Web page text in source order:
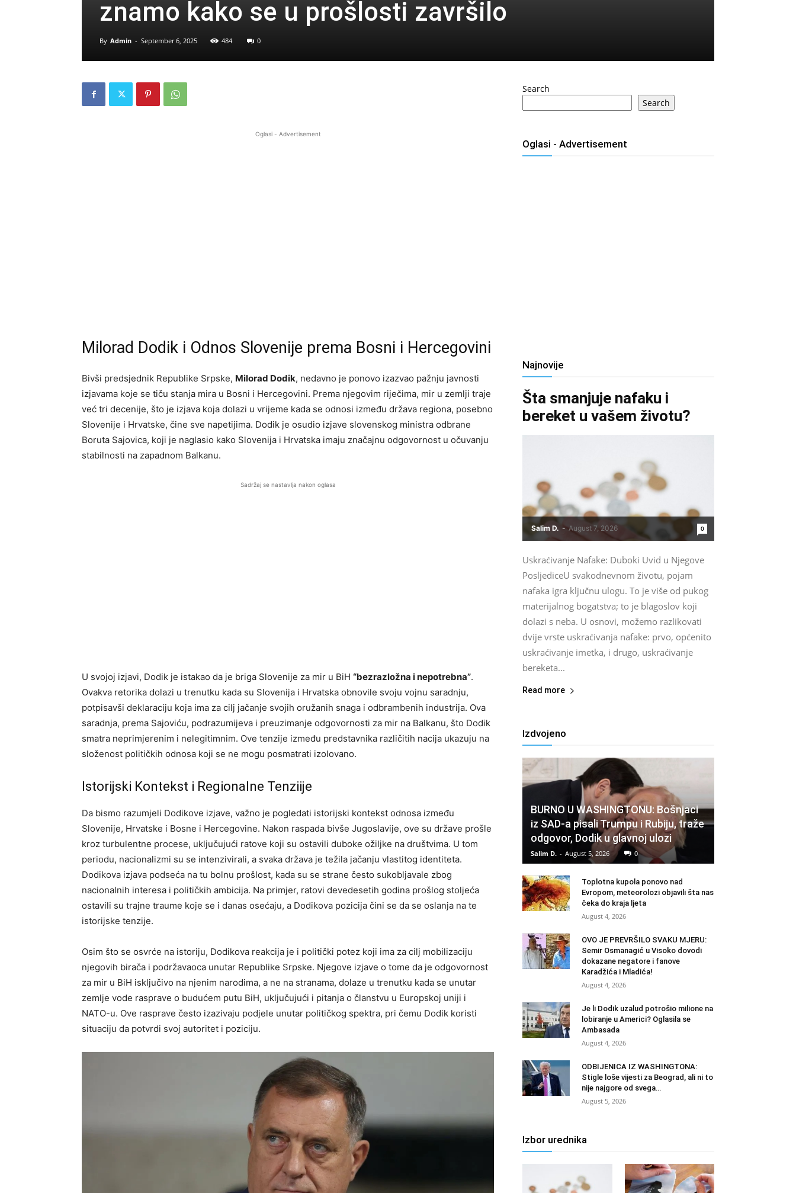
znamo kako se u prošlosti završilo
By Admin - September 6, 2025 484 0
Oglasi - Advertisement
Milorad Dodik i Odnos Slovenije prema Bosni i Hercegovini
Bivši predsjednik Republike Srpske, Milorad Dodik, nedavno je ponovo izazvao pažnju javnosti
izjavama koje se tiču stanja mira u Bosni i Hercegovini. Prema njegovim riječima, mir u zemlji traje
već tri decenije, što je izjava koja dolazi u vrijeme kada se odnosi između država regiona, posebno
Slovenije i Hrvatske, čine sve napetijima. Dodik je osudio izjave slovenskog ministra odbrane
Boruta Sajovica, koji je naglasio kako Slovenija i Hrvatska imaju značajnu odgovornost u očuvanju
stabilnosti na zapadnom Balkanu.
Sadržaj se nastavlja nakon oglasa
U svojoj izjavi, Dodik je istakao da je briga Slovenije za mir u BiH “bezrazložna i nepotrebna”.
Ovakva retorika dolazi u trenutku kada su Slovenija i Hrvatska obnovile svoju vojnu saradnju,
potpisavši deklaraciju koja ima za cilj jačanje svojih oružanih snaga i odbrambenih industrija. Ova
saradnja, prema Sajoviću, podrazumijeva i preuzimanje odgovornosti za mir na Balkanu, što Dodik
smatra neprimjerenim i nelegitimnim. Ove tenzije između predstavnika različitih nacija ukazuju na
složenost političkih odnosa koji se ne mogu posmatrati izolovano.
Istorijski Kontekst i Regionalne Tenziije
Da bismo razumjeli Dodikove izjave, važno je pogledati istorijski kontekst odnosa između
Slovenije, Hrvatske i Bosne i Hercegovine. Nakon raspada bivše Jugoslavije, ove su države prošle
kroz turbulentne procese, uključujući ratove koji su ostavili duboke ožiljke na društvima. U tom
periodu, nacionalizmi su se intenzivirali, a svaka država je težila jačanju vlastitog identiteta.
Dodikova izjava podseća na tu bolnu prošlost, kada su se strane često sukobljavale zbog
nacionalnih interesa i političkih ambicija. Na primjer, ratovi devedesetih godina prošlog stoljeća
ostavili su trajne traume koje se i danas osećaju, a Dodikova pozicija čini se da se oslanja na te
istorijske tenzije.
Osim što se osvrće na istoriju, Dodikova reakcija je i politički potez koji ima za cilj mobilizaciju
njegovih birača i podržavaoca unutar Republike Srpske. Njegove izjave o tome da je odgovornost
za mir u BiH isključivo na njenim narodima, a ne na stranama, dolaze u trenutku kada se unutar
zemlje vode rasprave o budućem putu BiH, uključujući i pitanja o članstvu u Europskoj uniji i
NATO-u. Ove rasprave često izazivaju podjele unutar političkog spektra, pri čemu Dodik koristi
situaciju da potvrdi svoj autoritet i poziciju.
Search
Search
Oglasi - Advertisement
Najnovije
Šta smanjuje nafaku i
bereket u vašem životu?
Salim D. - August 7, 2026 0
Uskraćivanje Nafake: Duboki Uvid u Njegove
PosljediceU svakodnevnom životu, pojam
nafaka igra ključnu ulogu. To je više od pukog
materijalnog bogatstva; to je blagoslov koji
dolazi s neba. U osnovi, možemo razlikovati
dvije vrste uskraćivanja nafake: prvo, općenito
uskraćivanje imetka, i drugo, uskraćivanje
bereketa...
Read more
Izdvojeno
BURNO U WASHINGTONU: Bošnjaci
iz SAD-a pisali Trumpu i Rubiju, traže
odgovor, Dodik u glavnoj ulozi
Salim D. - August 5, 2026 0
Toplotna kupola ponovo nad
Evropom, meteorolozi objavili šta nas
čeka do kraja ljeta
August 4, 2026
OVO JE PREVRŠILO SVAKU MJERU:
Semir Osmanagić u Visoko dovodi
dokazane negatore i fanove
Karadžića i Mladića!
August 4, 2026
Je li Dodik uzalud potrošio milione na
lobiranje u Americi? Oglasila se
Ambasada
August 4, 2026
ODBIJENICA IZ WASHINGTONA:
Stigle loše vijesti za Beograd, ali ni to
nije najgore od svega…
August 5, 2026
Izbor urednika